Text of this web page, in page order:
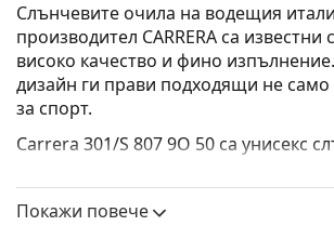
Слънчевите очила на водещия
производител C­ARRERA са известни
високо качество и фино
дизайн ги прави подходящи не само
за спорт.
Carrera 301/S 807 9O 50 са унисекс
виртуалното огледало на Lentiamo.
Покажи повече